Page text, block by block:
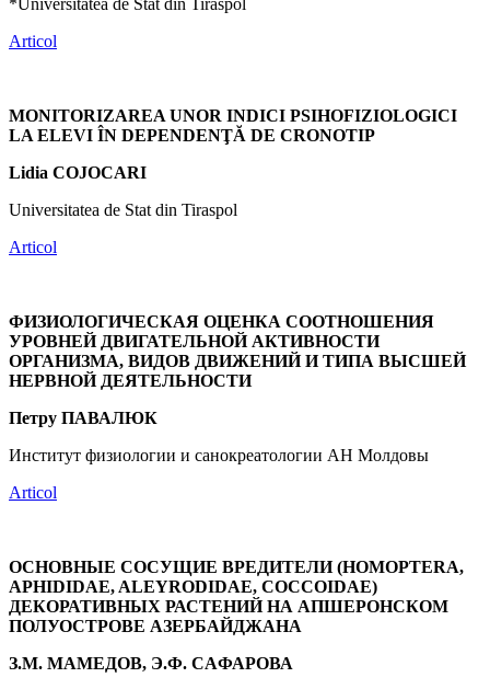
Articol
MONITORIZAREA UNOR INDICI PSIHOFIZIOLOGICI
LA ELEVI ÎN DEPENDENŢĂ DE CRONOTIP
Lidia COJOCARI
Universitatea de Stat din Tiraspol
Articol
ФИЗИОЛОГИЧЕСКАЯ ОЦЕНКА СООТНОШЕНИЯ
УРОВНЕЙ ДВИГАТЕЛЬНОЙ АКТИВНОСТИ
ОРГАНИЗМА, ВИДОВ ДВИЖЕНИЙ И ТИПА ВЫСШЕЙ
НЕРВНОЙ ДЕЯТЕЛЬНОСТИ
Петру ПАВАЛЮК
Институт физиологии и санокреатологии АН Молдовы
Articol
ОСНОВНЫЕ СОСУЩИЕ ВРЕДИТЕЛИ (HOMOPTERA,
APHIDIDAE, ALEYRODIDAE, COCCOIDAE)
ДЕКОРАТИВНЫХ РАСТЕНИЙ НА АПШЕРОНСКОМ
ПОЛУОСТРОВЕ АЗЕРБАЙДЖАНА
З.М. МАМЕДОВ, Э.Ф. CAФАРОВА